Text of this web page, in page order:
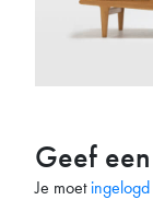
Geef
Je moet